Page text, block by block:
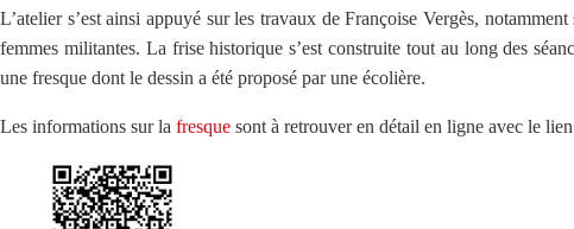
L’atelier s’est ainsi appuyé sur les travaux de Françoise Vergès,
femmes militantes. La frise historique s’est construite tout au long des
une fresque dont le dessin a été proposé par une écolière.
Les informations sur la fresque sont à retrouver en détail en ligne avec le